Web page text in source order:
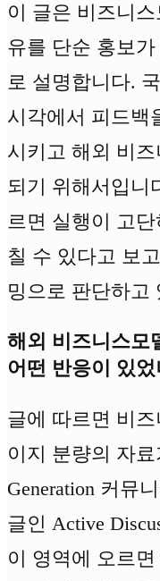
이 글은 비즈니
유를 단순 홍보
로 설명합니다.
시각에서 피드백
시키고 해외 비
되기 위해서입니
르면 실행이 고
칠 수 있다고 보
밍으로 판단하고
해외 비즈니스모
어떤 반응이 있었
글에 따르면 비즈
이지 분량의 자료
Generation 커뮤
글인 Active
이 영역에 오르